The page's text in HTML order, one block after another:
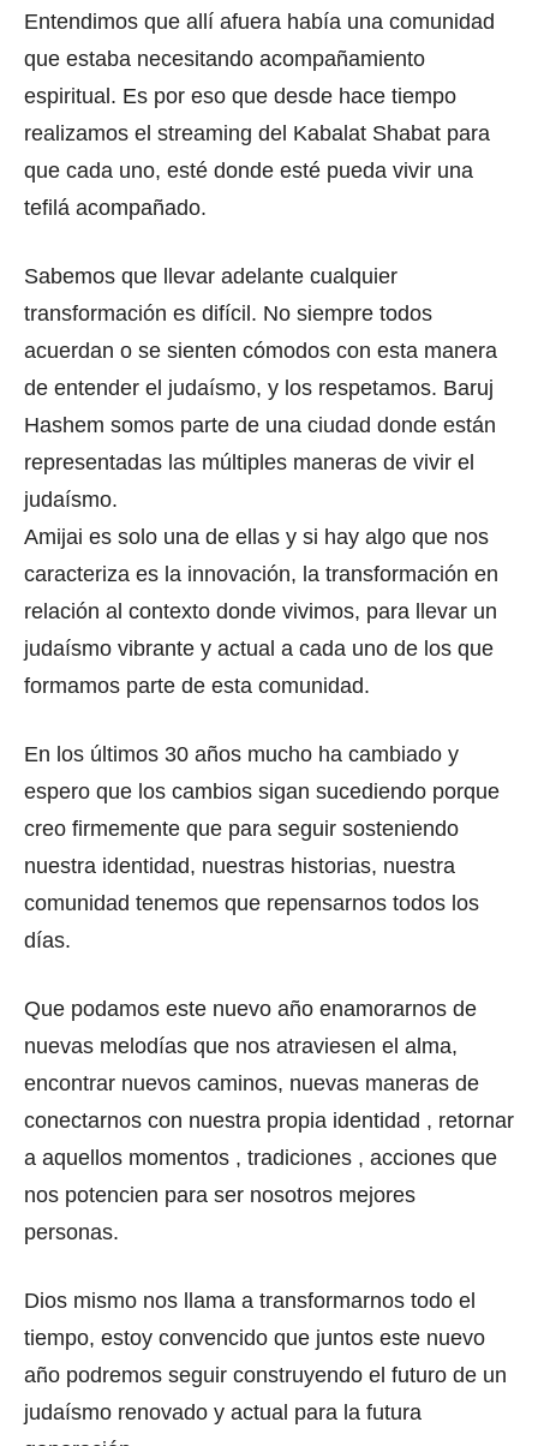
Entendimos que allí afuera había una comunidad
que estaba necesitando acompañamiento
espiritual. Es por eso que desde hace tiempo
realizamos el streaming del Kabalat Shabat para
que cada uno, esté donde esté pueda vivir una
tefilá acompañado.
Sabemos que llevar adelante cualquier
transformación es difícil. No siempre todos
acuerdan o se sienten cómodos con esta manera
de entender el judaísmo, y los respetamos. Baruj
Hashem somos parte de una ciudad donde están
representadas las múltiples maneras de vivir el
judaísmo.
Amijai es solo una de ellas y si hay algo que nos
caracteriza es la innovación, la transformación en
relación al contexto donde vivimos, para llevar un
judaísmo vibrante y actual a cada uno de los que
formamos parte de esta comunidad.
En los últimos 30 años mucho ha cambiado y
espero que los cambios sigan sucediendo porque
creo firmemente que para seguir sosteniendo
nuestra identidad, nuestras historias, nuestra
comunidad tenemos que repensarnos todos los
días.
Que podamos este nuevo año enamorarnos de
nuevas melodías que nos atraviesen el alma,
encontrar nuevos caminos, nuevas maneras de
conectarnos con nuestra propia identidad , retornar
a aquellos momentos , tradiciones , acciones que
nos potencien para ser nosotros mejores
personas.
Dios mismo nos llama a transformarnos todo el
tiempo, estoy convencido que juntos este nuevo
año podremos seguir construyendo el futuro de un
judaísmo renovado y actual para la futura